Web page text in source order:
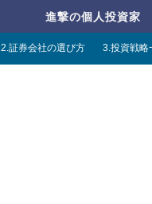
進撃の個人投資家
2.証券会社の選び方 3.投資戦略